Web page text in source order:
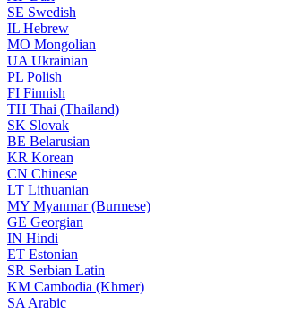
SE Swedish
IL Hebrew
MO Mongolian
UA Ukrainian
PL Polish
FI Finnish
TH Thai (Thailand)
SK Slovak
BE Belarusian
KR Korean
CN Chinese
LT Lithuanian
MY Myanmar (Burmese)
GE Georgian
IN Hindi
ET Estonian
SR Serbian Latin
KM Cambodia (Khmer)
SA Arabic